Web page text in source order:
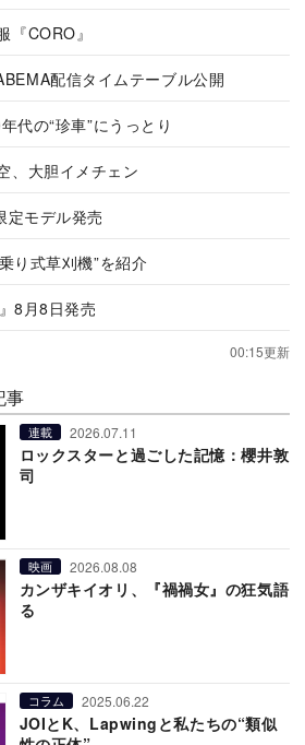
『CORO』
配信タイムテーブル公開
代の“珍車”にうっとり
、大胆イメチェン
定モデル発売
り式草刈機”を紹介
8月8日発売
00:15更新
事
連載 2026.07.11
ロックスターと過ごした記憶：櫻井敦
司
映画 2026.08.08
カンザキイオリ、『禍禍女』の狂気語
る
コラム 2025.06.22
JOIとK、Lapwingと私たちの“類似